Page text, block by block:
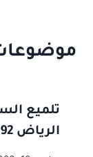
تلميع
الرياض 0500746692 , #شركة سولى